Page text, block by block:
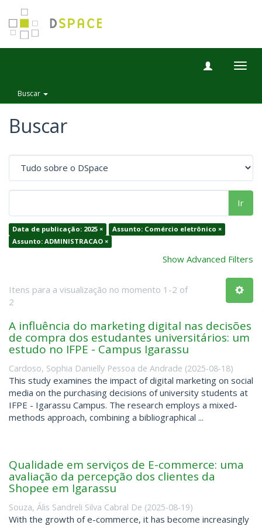
Buscar
Buscar
Ir
Data de publicação: 2025 ×
Assunto: Comércio eletrônico ×
Assunto: ADMINISTRACAO ×
Show Advanced Filters
Itens para a visualização no momento 1-2 of
2
A influência do marketing digital nas decisões
de compra dos estudantes universitários: um
estudo no IFPE - Campus Igarassu
Cardoso, Sophia Danielly Pessoa de Andrade (2025-08-18)
This study examines the impact of digital marketing on social
media on the purchasing decisions of university students at
IFPE - Igarassu Campus. The research employs a mixed-
methods approach, combining a bibliographical ...
Qualidade em serviços de E-commerce: uma
avaliação da percepção dos clientes da
Shopee em Igarassu
Souza, Ális Sandreli Silva Cabral De (2025-08-19)
With the growth of e-commerce, it has become increasingly